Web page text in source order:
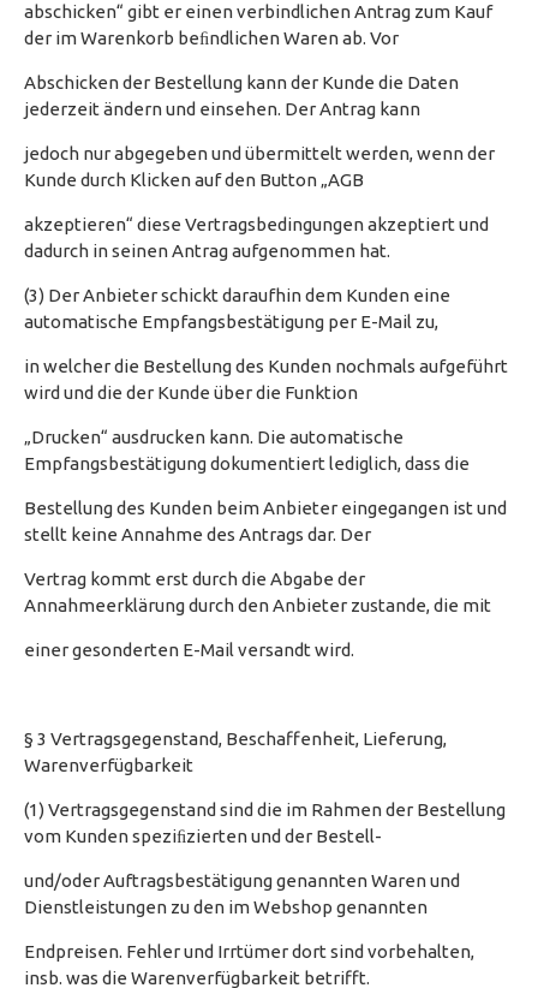
abschicken“ gibt er einen verbindlichen Antrag zum Kauf
der im Warenkorb beﬁndlichen Waren ab. Vor
Abschicken der Bestellung kann der Kunde die Daten
jederzeit ändern und einsehen. Der Antrag kann
jedoch nur abgegeben und übermittelt werden, wenn der
Kunde durch Klicken auf den Button „AGB
akzeptieren“ diese Vertragsbedingungen akzeptiert und
dadurch in seinen Antrag aufgenommen hat.
(3) Der Anbieter schickt daraufhin dem Kunden eine
automatische Empfangsbestätigung per E-Mail zu,
in welcher die Bestellung des Kunden nochmals aufgeführt
wird und die der Kunde über die Funktion
„Drucken“ ausdrucken kann. Die automatische
Empfangsbestätigung dokumentiert lediglich, dass die
Bestellung des Kunden beim Anbieter eingegangen ist und
stellt keine Annahme des Antrags dar. Der
Vertrag kommt erst durch die Abgabe der
Annahmeerklärung durch den Anbieter zustande, die mit
einer gesonderten E-Mail versandt wird.
§ 3 Vertragsgegenstand, Beschaffenheit, Lieferung,
Warenverfügbarkeit
(1) Vertragsgegenstand sind die im Rahmen der Bestellung
vom Kunden speziﬁzierten und der Bestell-
und/oder Auftragsbestätigung genannten Waren und
Dienstleistungen zu den im Webshop genannten
Endpreisen. Fehler und Irrtümer dort sind vorbehalten,
insb. was die Warenverfügbarkeit betrifft.